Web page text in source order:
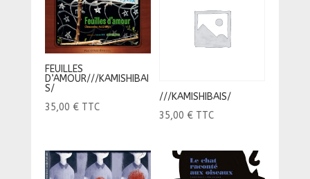
FEUILLES
D’AMOUR///KAMISHIBAI
S/
35,00 € TTC
///KAMISHIBAIS/
35,00 € TTC